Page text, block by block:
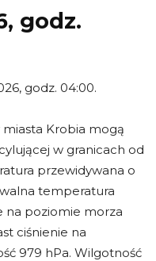
godz.
godz. 04:00.
Krobia mogą
w granicach od
przewidywana o
temperatura
na poziomie morza
ciśnienie na
979 hPa. Wilgotność